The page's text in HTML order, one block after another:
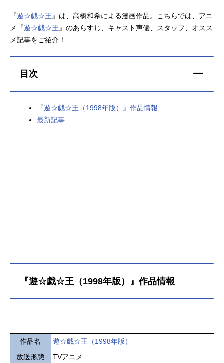
アニメ記事一覧 声優記事一覧
アニメ映画一覧
秋アニメ 冬アニメ
『遊☆戯☆王 』は、高橋和希による漫画作品。こちらでは、アニ
メ『遊☆戯☆王 』のあらすじ、キャスト声優、スタッフ、オスス
メ記事をご紹介！
目次
『遊☆戯☆王（1998年版）』作品情報
最新記事
『遊☆戯☆王（1998年版）』作品情報
作品名
遊☆戯☆王（1998年版）
放送形態
TVアニメ